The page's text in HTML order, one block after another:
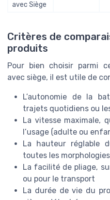
avec Siège
Critères de
produits
Pour bien choisir parmi
avec siège, il est utile de
L’autonomie de la
trajets quotidiens ou
La vitesse maximale,
l’usage (adulte ou
La hauteur réglable
toutes les morphologies
La facilité de pliage,
ou pour le transport
La durée de vie du